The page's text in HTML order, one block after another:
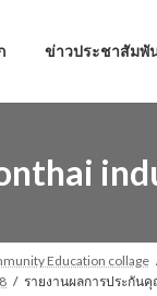
ข่าวประชาสัมพั
Education collage
รายงานผลการประกั